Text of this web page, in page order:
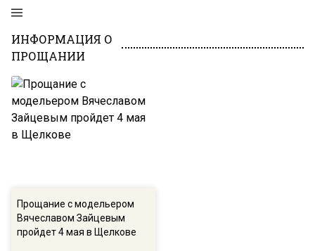
ИНФОРМАЦИЯ О
ПРОЩАНИИ
Прощание с модельером
Вячеславом Зайцевым
пройдет 4 мая в Щелкове